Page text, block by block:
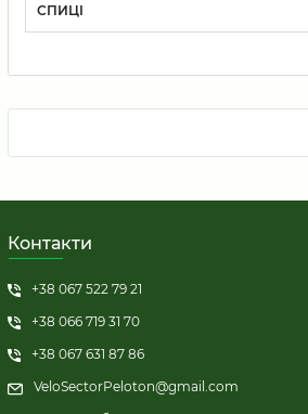
СПИЦІ
Контакти
+38 067 522 79 21
+38 066 719 31 70
+38 067 631 87 86
VeloSectorPeloton@gmail.com